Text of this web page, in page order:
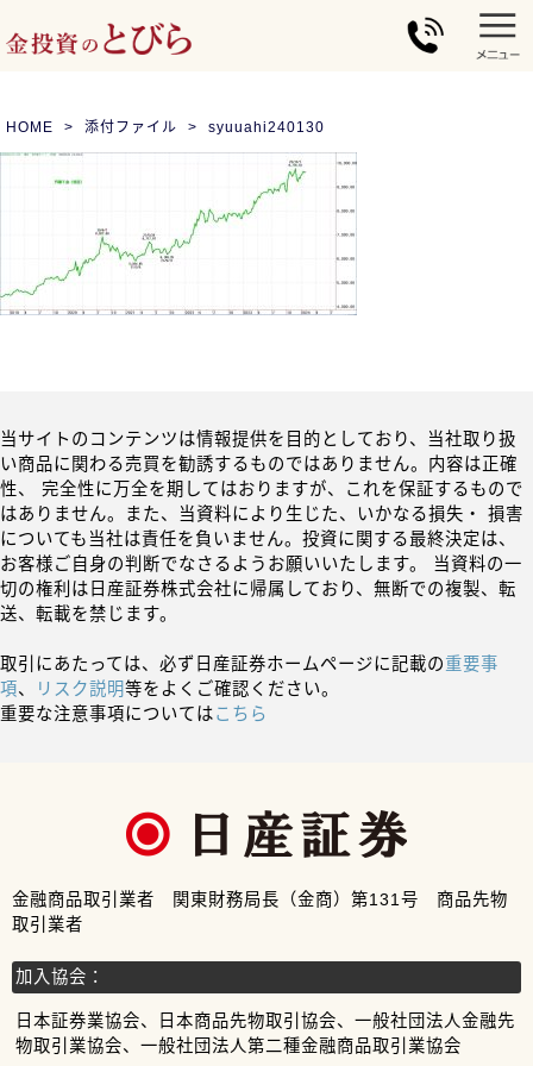
HOME 添付ファイル syuuahi240130
当サイトのコンテンツは情報提供を目的としており、当社取り扱
い商品に関わる売買を勧誘するものではありません。内容は正確
性、 完全性に万全を期してはおりますが、これを保証するもので
はありません。また、当資料により生じた、いかなる損失・ 損害
についても当社は責任を負いません。投資に関する最終決定は、
お客様ご自身の判断でなさるようお願いいたします。 当資料の一
切の権利は日産証券株式会社に帰属しており、無断での複製、転
送、転載を禁じます。
取引にあたっては、必ず日産証券ホームページに記載の重要事
項、 リスク説明等をよくご確認ください。
重要な注意事項についてはこちら
金融商品取引業者 関東財務局長（金商）第131号 商品先物
取引業者
加入協会：
日本証券業協会、日本商品先物取引協会、一般社団法人金融先
物取引業協会、一般社団法人第二種金融商品取引業協会